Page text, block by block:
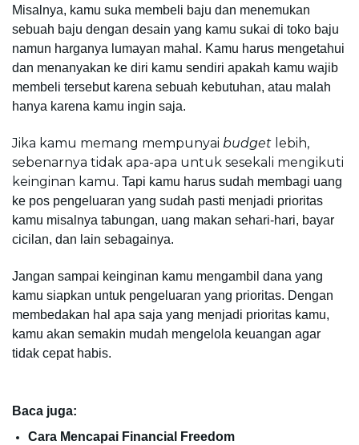
Misalnya, kamu suka membeli baju dan menemukan
sebuah baju dengan desain yang kamu sukai di toko baju
namun harganya lumayan mahal. Kamu harus mengetahui
dan menanyakan ke diri kamu sendiri apakah kamu wajib
membeli tersebut karena sebuah kebutuhan, atau malah
hanya karena kamu ingin saja.
Jika kamu memang mempunyai budget lebih,
sebenarnya tidak apa-apa untuk sesekali mengikuti
keinginan kamu. Tapi kamu harus sudah membagi uang
ke pos pengeluaran yang sudah pasti menjadi prioritas
kamu misalnya tabungan, uang makan sehari-hari, bayar
cicilan, dan lain sebagainya.
Jangan sampai keinginan kamu mengambil dana yang
kamu siapkan untuk pengeluaran yang prioritas. Dengan
membedakan hal apa saja yang menjadi prioritas kamu,
kamu akan semakin mudah mengelola keuangan agar
tidak cepat habis.
Baca juga:
Cara Mencapai Financial Freedom